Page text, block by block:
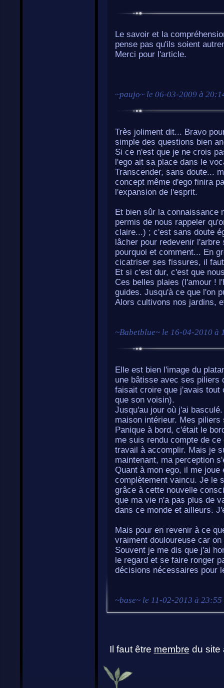
Le savoir et la
pense pas qu'ils soient
Merci pour l'article.
~paujo~ le 06-03-2009 à
Très joliment dit... Bravo
simple des questions bien
Si ce n'est que je ne crois
l'ego ait sa place dans le
Transcender, sans doute...
concept même d'ego finira
l'expansion de l'esprit.
Et bien sûr la connaissance
permis de nous rappeler
claire...) ; c'est sans doute
lâcher pour redevenir
pourquoi et comment... En
cicatriser ses fissures, il
Et si c'est dur, c'est que
Ces belles plaies (l'amour !
guides. Jusqu'à ce que l'on
Alors cultivons nos jardins,
~Babetblue~ le 16-04-2010 à
Elle est bien l'image du
une bâtisse avec ses piliers
faisait croire que j'avais
que son voisin).
Jusqu'au jour où j'ai
maison intérieur. Mes
Panique à bord, c'était le
me suis rendu compte de
travail à accomplir. Mais je
maintenant, ma perception
Quant à mon ego, il me
complètement vaincu. Je le
grâce à cette nouvelle
que ma vie n'a pas plus de
dans ce monde et ailleurs.
Mais pour en revenir à ce
vraiment douloureuse car
Souvent je me dis que j'ai
le regard et se faire ronger
décisions nécessaires pour
~base~ le 11-02-2013 à 23:55
Il faut être membre du site